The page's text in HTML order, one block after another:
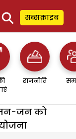
⚲ सब्सक्राइब
राजनीति
जन-जन को